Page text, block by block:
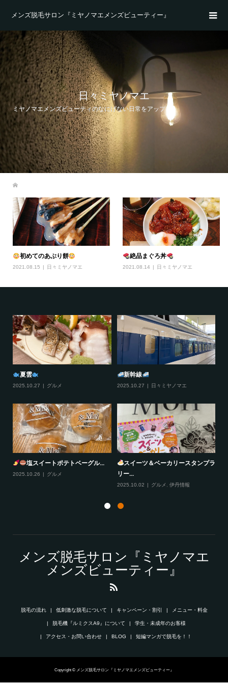
メンズ脱毛サロン『ミヤノマエメンズビューティー』
日々ミヤノマエ
ミヤノマエメンズビューティのなにげない日常をアップ
初めてのあぶり餅
2021.08.15 日々ミヤノマエ
絶品まぐろ丼
2021.08.14 日々ミヤノマエ
夏雲
2025.10.27 グルメ
新幹線
2025.10.27 日々ミヤノマエ
塩スイートポテトベーグル...
2025.10.26 グルメ
スイーツ＆ベーカリースタンプラ
リー...
2025.10.02 グルメ 伊丹情報
メンズ脱毛サロン『ミヤノマエ
メンズビューティー』
脱毛の流れ 低刺激な脱毛について キャンペーン・割引 メニュー・料金
脱毛機『ルミクスA9』について 学生・未成年のお客様
アクセス・お問い合わせ BLOG 短編マンガで脱毛を！！
Copyright © メンズ脱毛サロン『ミヤノマエメンズビューティー』